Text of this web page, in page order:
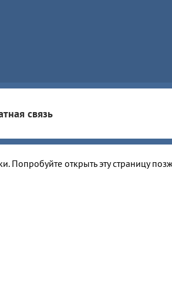
связь
Попробуйте открыть эту страницу